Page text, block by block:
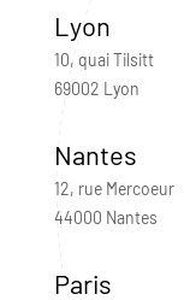
Lyon
10, quai Tilsitt
69002 Lyon
Nantes
12, rue Mercoeur
44000 Nantes
Paris